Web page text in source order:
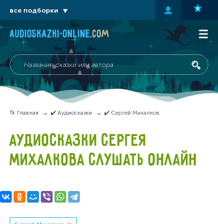
audioskazki-online.com
📂 Главная ✔️ Аудиосказки ✔️ Сергей Михалков
АУДИОСКАЗКИ СЕРГЕЯ
МИХАЛКОВА СЛУШАТЬ ОНЛАЙН
все подборки